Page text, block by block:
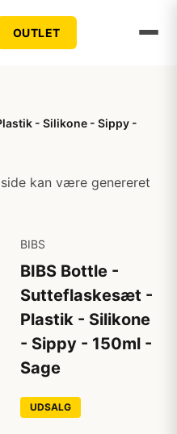
OUTLET
- Silikone - Sippy -
kan være genereret
BIBS
BIBS Bottle -
Sutteflaskesæt -
Plastik - Silikone
- Sippy - 150ml -
Sage
UDSALG